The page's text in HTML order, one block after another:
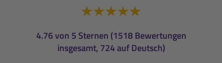
4.76 von 5 Sternen (1518 Bewertungen
insgesamt, 724 auf Deutsch)